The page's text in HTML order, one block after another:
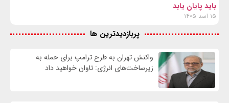
باید پایان یابد
۱۵ اسد ۱۴۰۵
پربازدیدترین ها
واکنش تهران به طرح ترامپ برای حمله به
زیرساخت‌های انرژی: تاوان خواهید داد